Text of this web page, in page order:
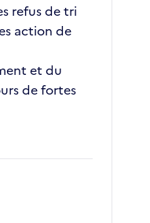
refus de tri
action de
et du
de fortes